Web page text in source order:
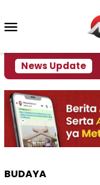
konten
News Update
Krisi Air
BUDAYA